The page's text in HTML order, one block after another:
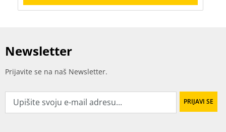
Newsletter
Prijavite se na naš Newsletter.